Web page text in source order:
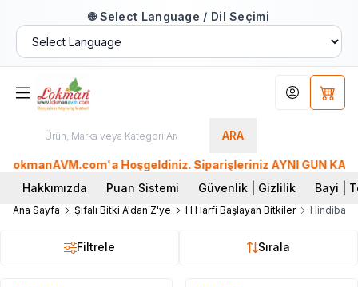
🌐 Select Language / Dil Seçimi
ARA
Hesabım
Hoşgeldiniz. Siparişleriniz AYNI GÜN
Hakkımızda
Puan Sistemi Güvenlik | Gizlilik Bayi |
Ana Sayfa Şifalı Bitki A'dan Z'ye H Harfi Başlayan Bitkiler Hindibağ,
Filtrele Sırala